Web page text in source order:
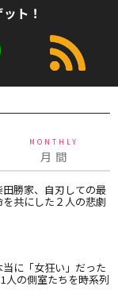
ト！
MONTHLY
月 間
田勝家、自刃しての最
共にした２人の悲劇
当に「女狂い」だった
人の側室たちを時系列